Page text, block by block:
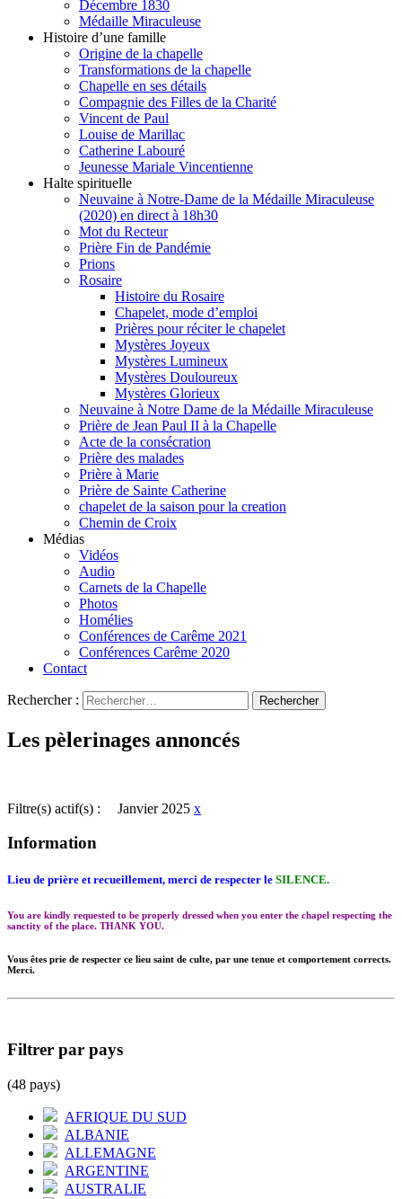
Décembre 1830
Médaille Miraculeuse
Histoire d’une famille
Origine de la chapelle
Transformations de la chapelle
Chapelle en ses détails
Compagnie des Filles de la Charité
Vincent de Paul
Louise de Marillac
Catherine Labouré
Jeunesse Mariale Vincentienne
Halte spirituelle
Neuvaine à Notre-Dame de la Médaille Miraculeuse
(2020) en direct à 18h30
Mot du Recteur
Prière Fin de Pandémie
Prions
Rosaire
Histoire du Rosaire
Chapelet, mode d’emploi
Prières pour réciter le chapelet
Mystères Joyeux
Mystères Lumineux
Mystères Douloureux
Mystères Glorieux
Neuvaine à Notre Dame de la Médaille Miraculeuse
Prière de Jean Paul II à la Chapelle
Acte de la consécration
Prière des malades
Prière à Marie
Prière de Sainte Catherine
chapelet de la saison pour la creation
Chemin de Croix
Médias
Vidéos
Audio
Carnets de la Chapelle
Photos
Homélies
Conférences de Carême 2021
Conférences Carême 2020
Contact
Rechercher :
Les pèlerinages annoncés
Filtre(s) actif(s) : Janvier 2025 x
Information
Lieu de prière et recueillement, merci de respecter le SILENCE.
You are kindly requested to be properly dressed when you enter the chapel respecting the
sanctity of the place. THANK YOU.
Vous êtes prie de respecter ce lieu saint de culte, par une tenue et comportement corrects.
Merci.
Filtrer par pays
(48 pays)
AFRIQUE DU SUD
ALBANIE
ALLEMAGNE
ARGENTINE
AUSTRALIE